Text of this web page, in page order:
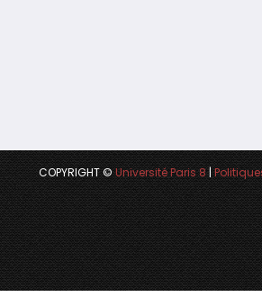
COPYRIGHT ©Université Paris 8|